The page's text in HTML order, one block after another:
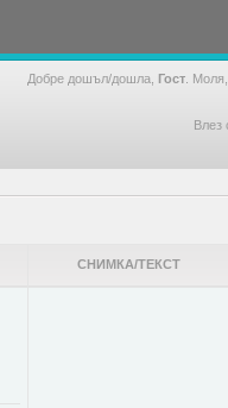
Добре дошъл/дошла, Гост . Моля,
Влез
СНИМКА/ТЕКСТ